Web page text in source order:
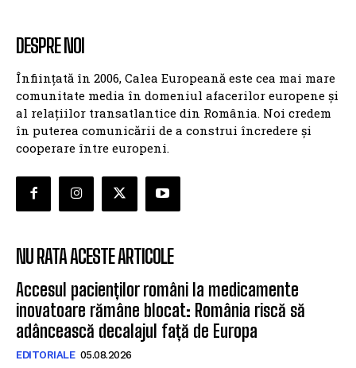
DESPRE NOI
Înființată în 2006, Calea Europeană este cea mai mare
comunitate media în domeniul afacerilor europene și
al relațiilor transatlantice din România. Noi credem
în puterea comunicării de a construi încredere și
cooperare între europeni.
NU RATA ACESTE ARTICOLE
Accesul pacienților români la medicamente
inovatoare rămâne blocat: România riscă să
adâncească decalajul față de Europa
EDITORIALE 05.08.2026